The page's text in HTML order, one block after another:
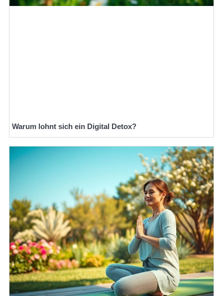
Warum lohnt sich ein Digital Detox?